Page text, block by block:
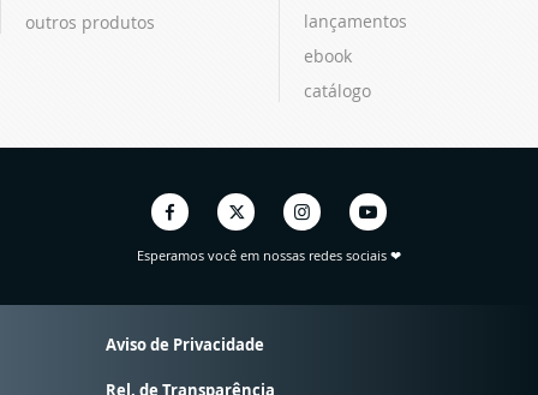
outros produtos
lançamentos
ebook
catálogo
Esperamos você em nossas redes sociais ❤
Aviso de Privacidade
Rel. de Transparência